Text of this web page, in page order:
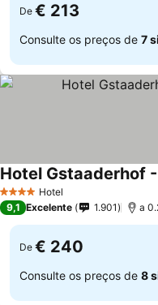
De € 213
Consulte os preços de 7
4 EstrelasHotel
Hotel Gstaaderhof
9,1 Excelente 1.901 a
De € 240
Consulte os preços de 8